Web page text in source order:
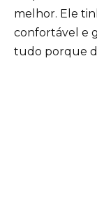
melhor. Ele
confortável e
tudo porque